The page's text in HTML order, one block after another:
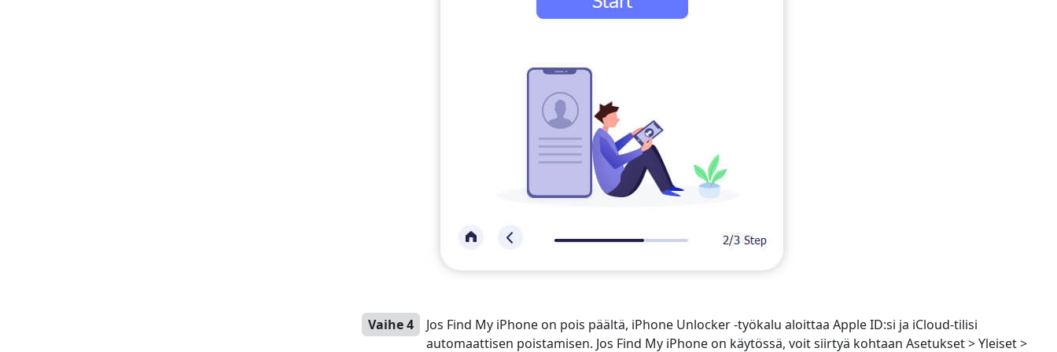
Vaihe 4
Jos Find My iPhone on pois päältä, iPhone Unlocker -työkalu aloittaa Apple ID:si ja iCloud-tilisi
automaattisen poistamisen. Jos Find My iPhone on käytössä, voit siirtyä kohtaan Asetukset > Yleiset >